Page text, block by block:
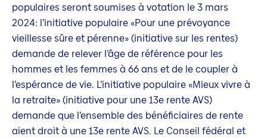
populaires seront soumises à votation le 3 mars
2024: l’initiative populaire «Pour une prévoyance
vieillesse sûre et pérenne» (initiative sur les rentes)
demande de relever l’âge de référence pour les
hommes et les femmes à 66 ans et de le coupler à
l’espérance de vie. L’initiative populaire «Mieux vivre à
la retraite» (initiative pour une 13e rente AVS)
demande que l’ensemble des bénéficiaires de rente
aient droit à une 13e rente AVS. Le Conseil fédéral et